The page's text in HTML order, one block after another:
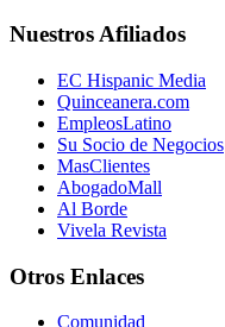
Nuestros Afiliados
EC Hispanic Media
Quinceanera.com
EmpleosLatino
Su Socio de Negocios
MasClientes
AbogadoMall
Al Borde
Vivela Revista
Otros Enlaces
Comunidad